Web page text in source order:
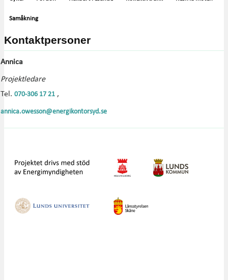
Samåkning
Kontaktpersoner
Annica
Projektledare
Tel. 070-306 17 21 ,
annica.owesson@energikontorsyd.se